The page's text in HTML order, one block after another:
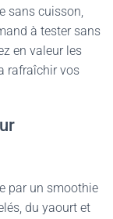
sans cuisson,
à tester sans
en valeur les
rafraîchir vos
par un smoothie
du yaourt et